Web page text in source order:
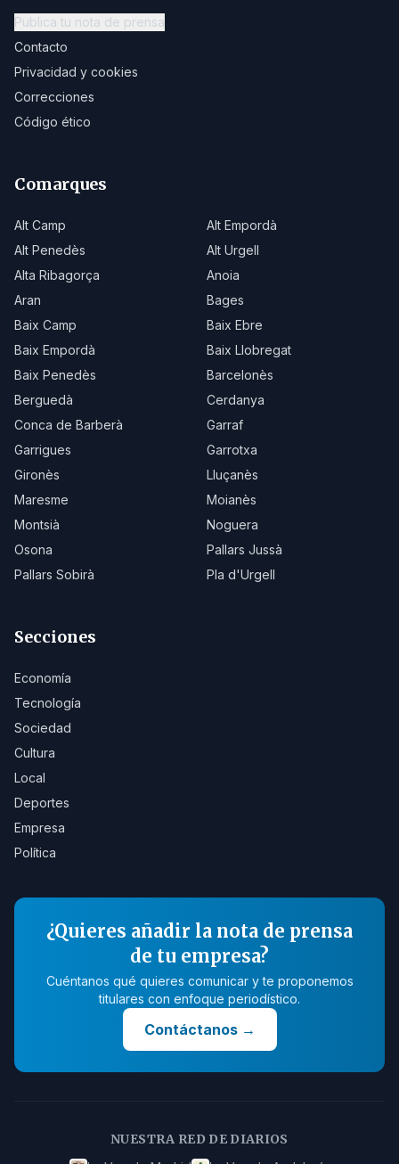
Publica tu nota de prensa
Contacto
Privacidad y cookies
Correcciones
Código ético
Comarques
Alt Camp
Alt Empordà
Alt Penedès
Alt Urgell
Alta Ribagorça
Anoia
Aran
Bages
Baix Camp
Baix Ebre
Baix Empordà
Baix Llobregat
Baix Penedès
Barcelonès
Berguedà
Cerdanya
Conca de Barberà
Garraf
Garrigues
Garrotxa
Gironès
Lluçanès
Maresme
Moianès
Montsià
Noguera
Osona
Pallars Jussà
Pallars Sobirà
Pla d'Urgell
Secciones
Economía
Tecnología
Sociedad
Cultura
Local
Deportes
Empresa
Política
¿Quieres añadir la nota de prensa
de tu empresa?
Cuéntanos qué quieres comunicar y te proponemos
titulares con enfoque periodístico.
Contáctanos→
NUESTRA RED DE DIARIOS